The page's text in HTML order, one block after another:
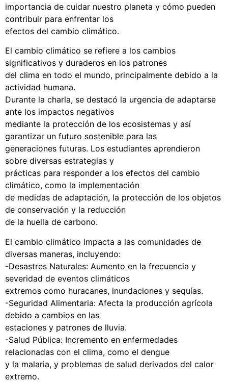
importancia de cuidar nuestro planeta y cómo pueden
contribuir para enfrentar los
efectos del cambio climático.
El cambio climático se refiere a los cambios
significativos y duraderos en los patrones
del clima en todo el mundo, principalmente debido a la
actividad humana.
Durante la charla, se destacó la urgencia de adaptarse
ante los impactos negativos
mediante la protección de los ecosistemas y así
garantizar un futuro sostenible para las
generaciones futuras. Los estudiantes aprendieron
sobre diversas estrategias y
prácticas para responder a los efectos del cambio
climático, como la implementación
de medidas de adaptación, la protección de los objetos
de conservación y la reducción
de la huella de carbono.
El cambio climático impacta a las comunidades de
diversas maneras, incluyendo:
-Desastres Naturales: Aumento en la frecuencia y
severidad de eventos climáticos
extremos como huracanes, inundaciones y sequías.
-Seguridad Alimentaria: Afecta la producción agrícola
debido a cambios en las
estaciones y patrones de lluvia.
-Salud Pública: Incremento en enfermedades
relacionadas con el clima, como el dengue
y la malaria, y problemas de salud derivados del calor
extremo.